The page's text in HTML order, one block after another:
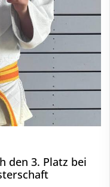
den 3. Platz bei